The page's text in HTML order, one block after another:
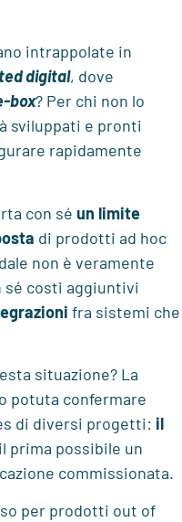
intrappolate in
digital, dove
box? Per chi non lo
sviluppati e pronti
rapidamente
con sé un limite
di prodotti ad hoc
non è veramente
sé costi aggiuntivi
fra sistemi che
situazione? La
potuta confermare
di diversi progetti: il
il prima possibile un
commissionata.
per prodotti out of